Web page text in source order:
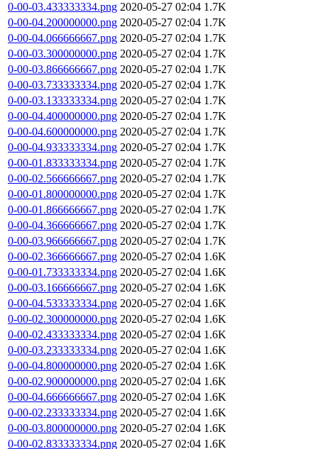
0-00-03.433333334.png 2020-05-27 02:04 1.7K
0-00-04.200000000.png 2020-05-27 02:04 1.7K
0-00-04.066666667.png 2020-05-27 02:04 1.7K
0-00-03.300000000.png 2020-05-27 02:04 1.7K
0-00-03.866666667.png 2020-05-27 02:04 1.7K
0-00-03.733333334.png 2020-05-27 02:04 1.7K
0-00-03.133333334.png 2020-05-27 02:04 1.7K
0-00-04.400000000.png 2020-05-27 02:04 1.7K
0-00-04.600000000.png 2020-05-27 02:04 1.7K
0-00-04.933333334.png 2020-05-27 02:04 1.7K
0-00-01.833333334.png 2020-05-27 02:04 1.7K
0-00-02.566666667.png 2020-05-27 02:04 1.7K
0-00-01.800000000.png 2020-05-27 02:04 1.7K
0-00-01.866666667.png 2020-05-27 02:04 1.7K
0-00-04.366666667.png 2020-05-27 02:04 1.7K
0-00-03.966666667.png 2020-05-27 02:04 1.7K
0-00-02.366666667.png 2020-05-27 02:04 1.6K
0-00-01.733333334.png 2020-05-27 02:04 1.6K
0-00-03.166666667.png 2020-05-27 02:04 1.6K
0-00-04.533333334.png 2020-05-27 02:04 1.6K
0-00-02.300000000.png 2020-05-27 02:04 1.6K
0-00-02.433333334.png 2020-05-27 02:04 1.6K
0-00-03.233333334.png 2020-05-27 02:04 1.6K
0-00-04.800000000.png 2020-05-27 02:04 1.6K
0-00-02.900000000.png 2020-05-27 02:04 1.6K
0-00-04.666666667.png 2020-05-27 02:04 1.6K
0-00-02.233333334.png 2020-05-27 02:04 1.6K
0-00-03.800000000.png 2020-05-27 02:04 1.6K
0-00-02.833333334.png 2020-05-27 02:04 1.6K